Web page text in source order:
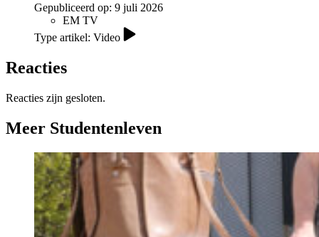
Gepubliceerd op: 9 juli 2026
EM TV
Type artikel: Video
Reacties
Reacties zijn gesloten.
Meer Studentenleven